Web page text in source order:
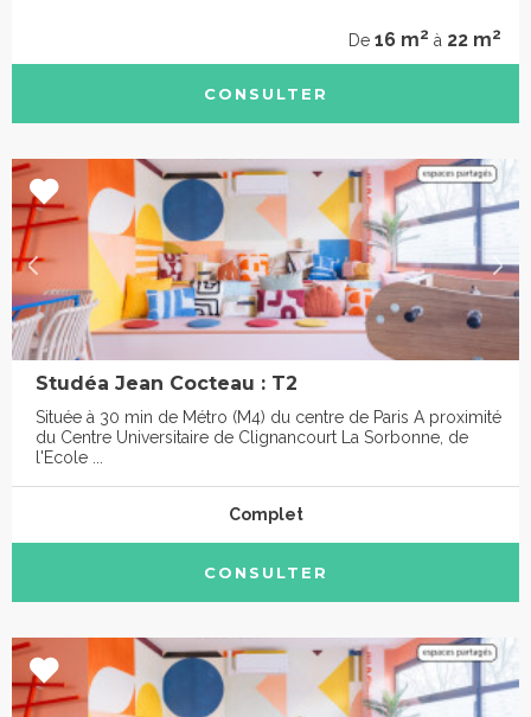
De 16 m2 à 22 m2
CONSULTER
Studéa Jean Cocteau : T2
Située à 30 min de Métro (M4) du centre de Paris A proximité
du Centre Universitaire de Clignancourt La Sorbonne, de
l'Ecole ...
Complet
CONSULTER